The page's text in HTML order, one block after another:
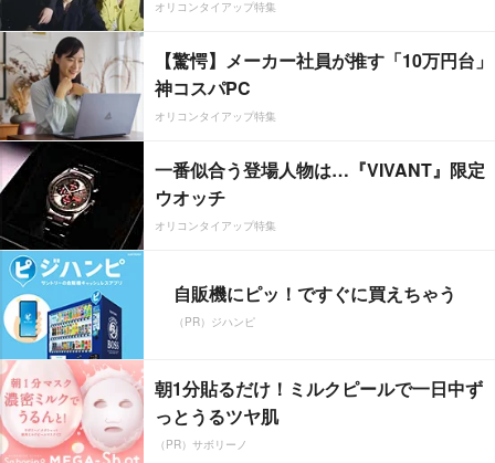
オリコンタイアップ特集
【驚愕】メーカー社員が推す「10万円台」
神コスパPC
オリコンタイアップ特集
一番似合う登場人物は…『VIVANT』限定
ウオッチ
オリコンタイアップ特集
自販機にピッ！ですぐに買えちゃう
（PR）ジハンピ
朝1分貼るだけ！ミルクピールで一日中ず
っとうるツヤ肌
（PR）サボリーノ